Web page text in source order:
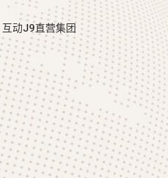
互动J9直营集团